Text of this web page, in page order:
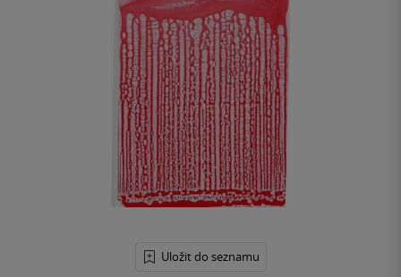
Uložit do seznamu